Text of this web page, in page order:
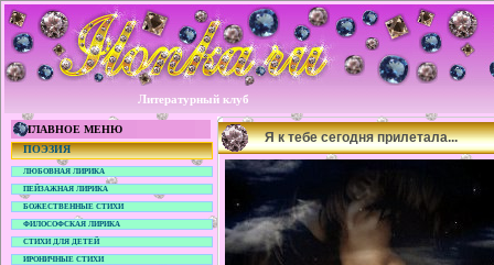
Литературный клуб
ГЛАВНОЕ МЕНЮ
ПОЭЗИЯ
ЛЮБОВНАЯ ЛИРИКА
ПЕЙЗАЖНАЯ ЛИРИКА
БОЖЕСТВЕННЫЕ СТИХИ
ФИЛОСОФСКАЯ ЛИРИКА
СТИХИ ДЛЯ ДЕТЕЙ
ИРОНИЧНЫЕ СТИХИ
Я к тебе сегодня прилетала...